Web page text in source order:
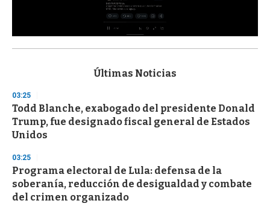
s
d
s
o
f
3
s
e
c
o
n
Últimas Noticias
03:25
Todd Blanche, exabogado del presidente Donald
Trump, fue designado fiscal general de Estados
Unidos
03:25
Programa electoral de Lula: defensa de la
soberanía, reducción de desigualdad y combate
del crimen organizado